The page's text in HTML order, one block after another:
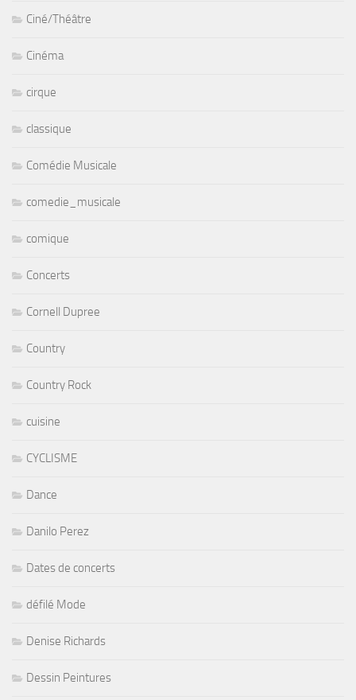
Ciné/Théâtre
Cinéma
cirque
classique
Comédie Musicale
comedie_musicale
comique
Concerts
Cornell Dupree
Country
Country Rock
cuisine
CYCLISME
Dance
Danilo Perez
Dates de concerts
défilé Mode
Denise Richards
Dessin Peintures